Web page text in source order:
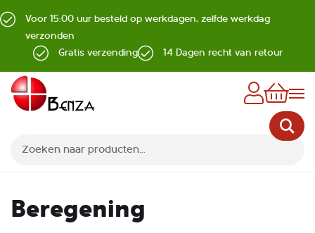
Voor 15:00 uur besteld op werkdagen, zelfde werkdag
verzonden
Gratis verzending
14 Dagen recht van retour
Beregening